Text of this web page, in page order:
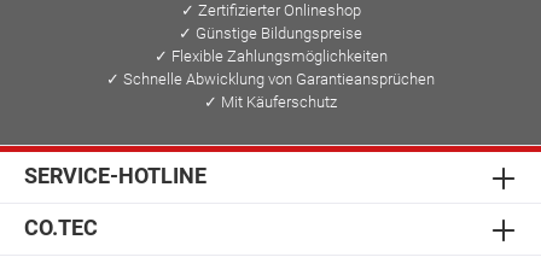
✓ Zertifizierter Onlineshop
✓ Günstige Bildungspreise
✓ Flexible Zahlungsmöglichkeiten
✓ Schnelle Abwicklung von Garantieansprüchen
✓ Mit Käuferschutz
SERVICE-HOTLINE
CO.TEC